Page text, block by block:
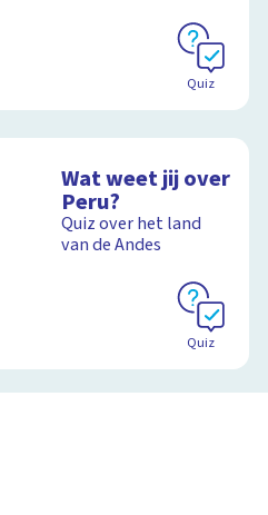
Quiz
Wat weet jij over
Peru?
Quiz over het land
van de Andes
Quiz